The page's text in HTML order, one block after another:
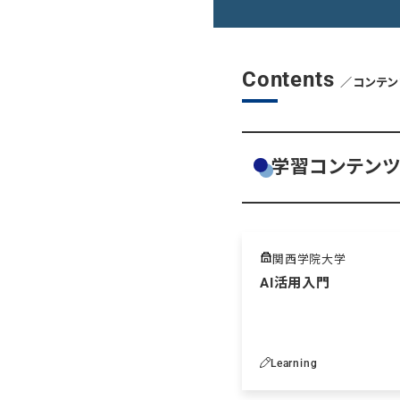
Contents ／コンテ
学習コンテンツ
関西学院大学
AI活用入門
Learning